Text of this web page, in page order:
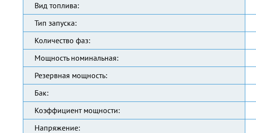
Вид топлива:
Тип запуска:
Количество фаз:
Мощность номинальная:
Резервная мощность:
Бак:
Коэффициент мощности:
Напряжение: